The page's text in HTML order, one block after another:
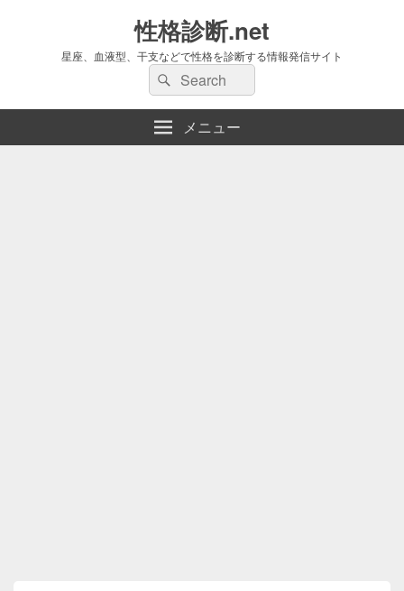
性格診断.net
星座、血液型、干支などで性格を診断する情報発信サイト
検
索:
検
索
メニュー